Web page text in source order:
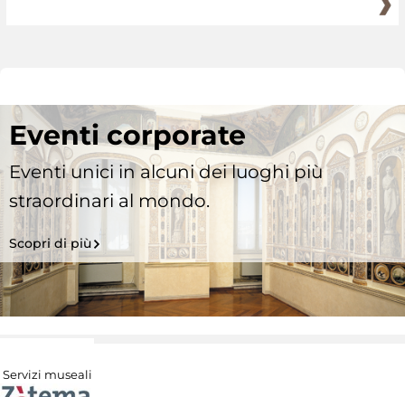
Eventi corporate
Eventi unici in alcuni dei luoghi più
straordinari al mondo.
Scopri di più
Servizi museali